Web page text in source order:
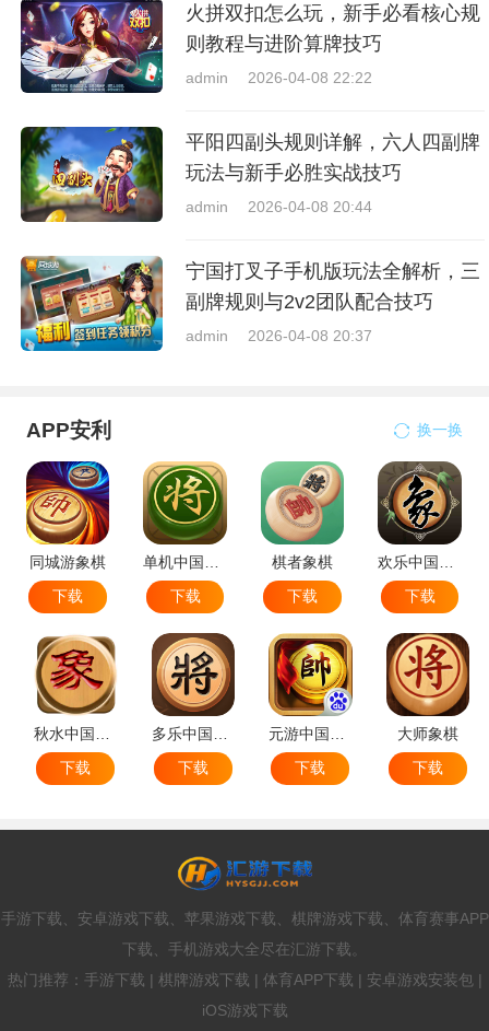
火拼双扣怎么玩，新手必看核心规
则教程与进阶算牌技巧
admin 2026-04-08 22:22
平阳四副头规则详解，六人四副牌
玩法与新手必胜实战技巧
admin 2026-04-08 20:44
宁国打叉子手机版玩法全解析，三
副牌规则与2v2团队配合技巧
admin 2026-04-08 20:37
APP安利 换一换
同城游象棋
下载
单机中国象棋
下载
棋者象棋
下载
欢乐中国象棋
下载
秋水中国象棋
下载
多乐中国象棋
下载
元游中国象棋
下载
大师象棋
下载
手游下载、安卓游戏下载、苹果游戏下载、棋牌游戏下载、体育赛事APP
下载、手机游戏大全尽在汇游下载。
热门推荐：手游下载 | 棋牌游戏下载 | 体育APP下载 | 安卓游戏安装包 |
iOS游戏下载